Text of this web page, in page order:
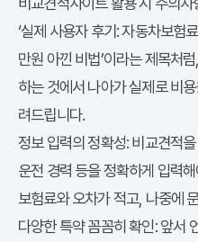
‘실제 사용자 후기: 자동차보험
만원 아낀 비법’이라는 제목처
하는 것에서 나아가 실제로 비
려드립니다.
정보 입력의 정확성:비교견적
운전 경력 등을 정확하게 입력
보험료와 오차가 적고, 나중에
다양한 특약 꼼꼼히 확인:앞서